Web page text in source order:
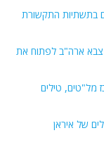
בתשתיות התקשורת
צבא ארה"ב לפתוח את
מל"טים, טילים
של איראן